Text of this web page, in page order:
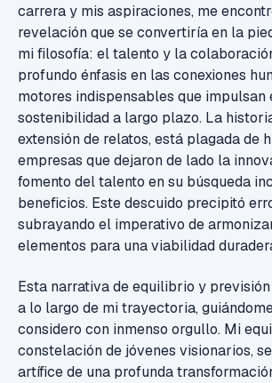
carrera y mis aspiraciones, me
revelación que se convertiría en la
mi filosofía: el talento y la
profundo énfasis en las conexiones
motores indispensables que impulsan
sostenibilidad a largo plazo. La
extensión de relatos, está plagada de
empresas que dejaron de lado la
fomento del talento en su búsqueda
beneficios. Este descuido precipitó
subrayando el imperativo de
elementos para una viabilidad
Esta narrativa de equilibrio y
a lo largo de mi trayectoria,
considero con inmenso orgullo. Mi
constelación de jóvenes visionarios,
artífice de una profunda